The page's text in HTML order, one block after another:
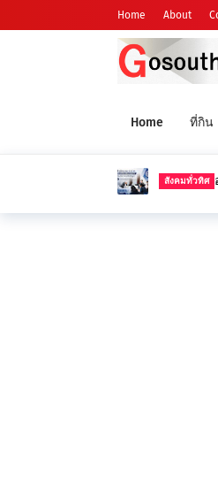
Home About
Home ที่กิน
สังคมทั่วทิศ